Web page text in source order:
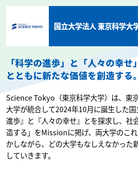
国立大学法人 東京科学大
「科学の進歩」と「人々の幸
とともに新たな価値を創造する。
Science Tokyo（東京科学大学）は、東
大学が統合して2024年10月に誕生した
進歩』と『人々の幸せ』とを探求し、社
造する」をMissionに掲げ、両大学のこ
かしながら、どの大学もなしえなかった
していきます。